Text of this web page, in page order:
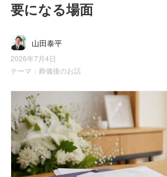
要になる場面
山田泰平
2026年7月4日
テーマ： 葬儀後のお話